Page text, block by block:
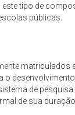
tipo de
públicas.
de
de sua